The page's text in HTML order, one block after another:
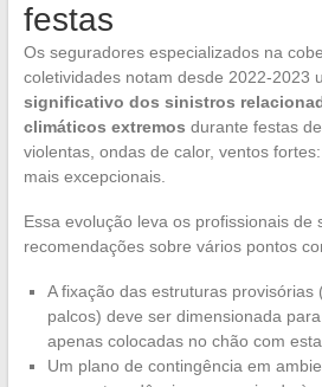
festas
Os seguradores especializados na
coletividades notam desde 2022-2023
significativo dos sinistros
climáticos extremos durante festas
violentas, ondas de calor, ventos
mais excepcionais.
Essa evolução leva os profissionais de
recomendações sobre vários pontos
A fixação das estruturas provisórias
palcos) deve ser dimensionada
apenas colocadas no chão com
Um plano de contingência em